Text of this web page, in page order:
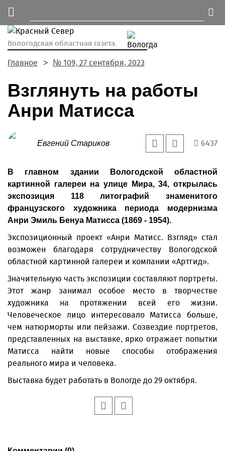
Вологодская областная газета.
Главное № 109, 27 сентября, 2023
Взглянуть на работы
Анри Матисса
Евгений Стариков 6437
В главном здании Вологодской областной
картинной галереи на улице Мира, 34, открылась
экспозиция 118 литографий знаменитого
французского художника периода модернизма
Анри Эмиль Бенуа Матисса (1869 - 1954).
Экспозиционный проект «Анри Матисс. Взгляд» стал
возможен благодаря сотрудничеству Вологодской
областной картинной галереи и компании «Артгид».
Значительную часть экспозиции составляют портреты.
Этот жанр занимал особое место в творчестве
художника на протяжении всей его жизни.
Человеческое лицо интересовало Матисса больше,
чем натюрморты или пейзажи. Созвездие портретов,
представленных на выставке, ярко отражает попытки
Матисса найти новые способы отображения
реального мира и человека.
Выставка будет работать в Вологде до 29 октября.